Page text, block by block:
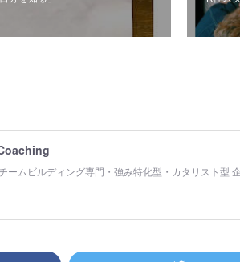
ームビルディング専門・強み特化型・カタリスト